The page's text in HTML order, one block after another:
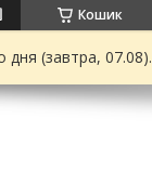
Кошик
дня (завтра, 07.08).